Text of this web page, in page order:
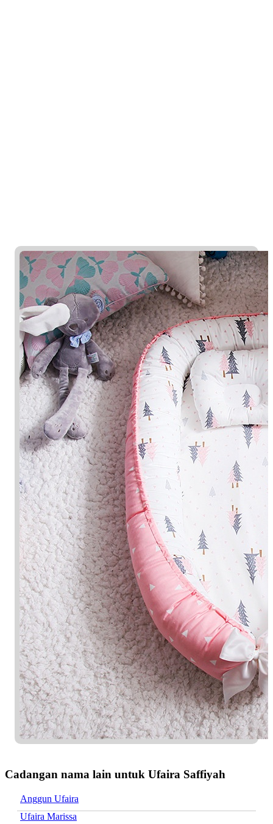
Cadangan nama lain untuk Ufaira Saffiyah
Anggun Ufaira
Ufaira Marissa